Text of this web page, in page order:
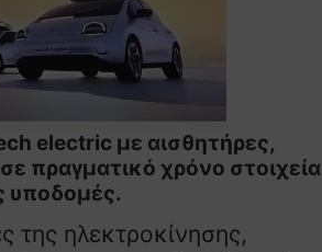
electric με αισθητήρες,
πραγματικό χρόνο στοιχεία
υποδομές.
της ηλεκτροκίνησης,